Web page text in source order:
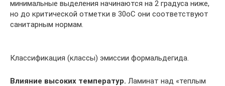
минимальные выделения начинаются на 2 градуса ниже,
но до критической отметки в 30oС они соответствуют
санитарным нормам.
Классификация (классы) эмиссии формальдегида.
Влияние высоких температур. Ламинат над «теплым